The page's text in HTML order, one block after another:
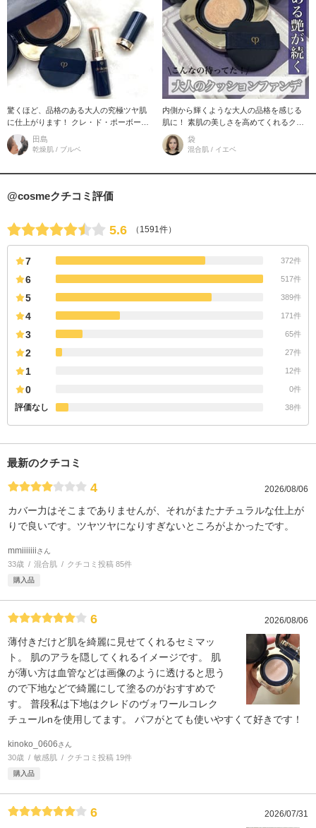
驚くほど、品格のある大人の究極ツヤ肌
に仕上がります！ クレ・ド・ポーボーテ
のクッションファンデーションナチュレ
ルとコンシーラーは感動です！
田島
乾燥肌 / ブルベ
内側から輝くような大人の品格を感じる
肌に！ 素肌の美しさを高めてくれるクッ
ションファンデーション 【クレ･ド･ポー
ボーテ タンクッションエク
袋
混合肌 / イエベ
@cosmeクチコミ評価
5.6 （1591件）
7 372件
6 517件
5 389件
4 171件
3 65件
2 27件
1 12件
0 0件
評価なし 38件
最新のクチコミ
4 2026/08/06
カバー力はそこまでありませんが、それがまたナチュラルな仕上が
りで良いです。ツヤツヤになりすぎないところがよかったです。
mmiiiiiiiさん
33歳 混合肌 クチコミ投稿 85件
購入品
6 2026/08/06
薄付きだけど肌を綺麗に見せてくれるセミマッ
ト。 肌のアラを隠してくれるイメージです。 肌
が薄い方は血管などは画像のように透けると思う
ので下地などで綺麗にして塗るのがおすすめで
す。 普段私は下地はクレドのヴォワールコレク
チュールnを使用してます。 パフがとても使いやすくて好きです！
kinoko_0606さん
30歳 敏感肌 クチコミ投稿 19件
購入品
6 2026/07/31